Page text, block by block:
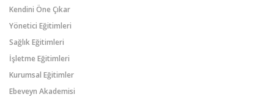
Kendini Öne Çıkar
Yönetici Eğitimleri
Sağlık Eğitimleri
İşletme Eğitimleri
Kurumsal Eğitimler
Ebeveyn Akademisi